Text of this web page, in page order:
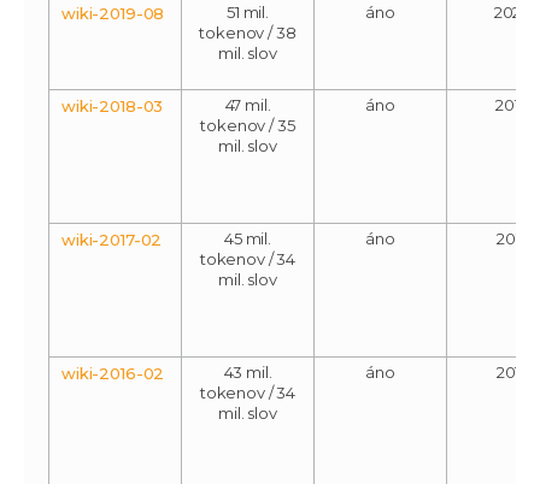
wiki-2019-08
51 mil.
tokenov / 38
mil. slov
áno 2020
wiki-2018-03
47 mil.
tokenov / 35
mil. slov
áno 2018
wiki-2017-02
45 mil.
tokenov / 34
mil. slov
áno 2017
wiki-2016-02
43 mil.
tokenov / 34
mil. slov
áno 2016